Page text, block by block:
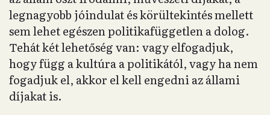
legnagyobb jóindulat és körültekintés mellett
sem lehet egészen politikafüggetlen a dolog.
Tehát két lehetőség van: vagy elfogadjuk,
hogy függ a kultúra a politikától, vagy ha nem
fogadjuk el, akkor el kell engedni az állami
díjakat is.